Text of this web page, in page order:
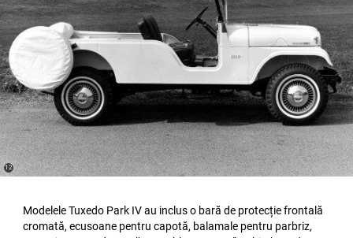
Modelele Tuxedo Park IV au inclus o bară de protecție frontală
cromată, ecusoane pentru capotă, balamale pentru parbriz,
(
Disclosure
12)